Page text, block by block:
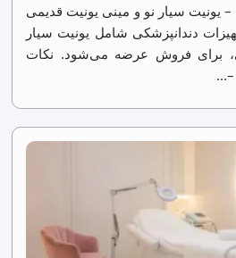
یونیت سیار نو و مینی یونیت قدیمی
دندانپزشکی شامل یونیت سیار
برای فروش عرضه می‌شود. نکات